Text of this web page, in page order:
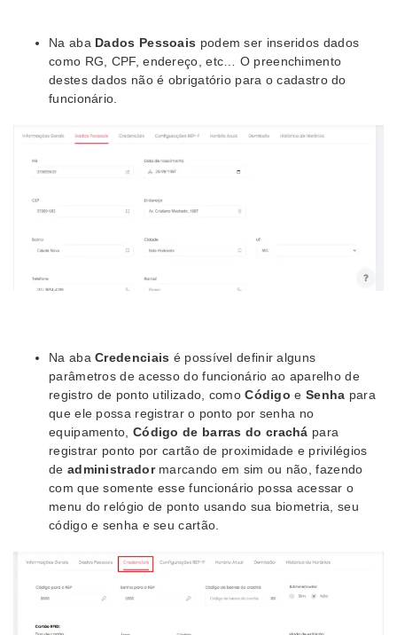
Na aba Dados Pessoais podem ser inseridos dados
como RG, CPF, endereço, etc… O preenchimento
destes dados não é obrigatório para o cadastro do
funcionário.
Na abaCredenciais é possível definir alguns
parâmetros de acesso do funcionário ao aparelho de
registro de ponto utilizado, comoCódigo e Senha para
que ele possa registrar o ponto por senha no
equipamento, Código de barras do crachá para
registrar ponto por cartão de proximidade e privilégios
de administradormarcando em sim ou não, fazendo
com que somente esse funcionário possa acessar o
menu do relógio de ponto usando sua biometria, seu
código e senha e seu cartão.